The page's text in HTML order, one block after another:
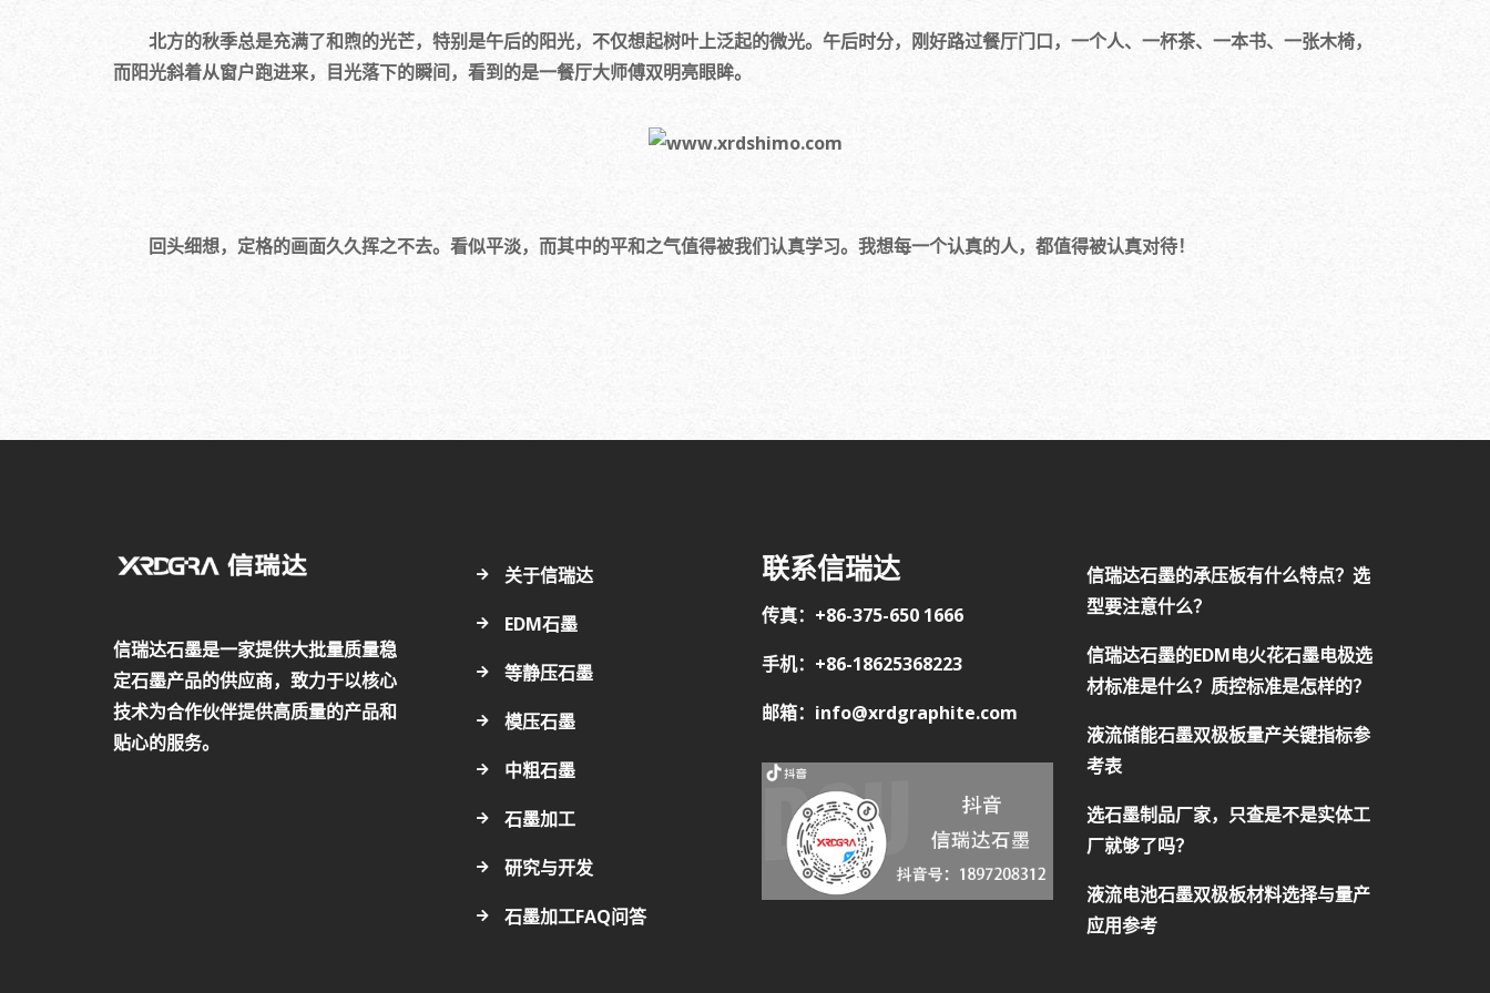
北方的秋季总是充满了和煦的光芒，特别是午后的阳光，不仅想起树叶上泛起的微光。午后时分，刚好路过餐厅门口，一个人、一杯茶、一本书、一张木椅，
而阳光斜着从窗户跑进来，目光落下的瞬间，看到的是一餐厅大师傅双明亮眼眸。
回头细想，定格的画面久久挥之不去。看似平淡，而其中的平和之气值得被我们认真学习。我想每一个认真的人，都值得被认真对待！
信瑞达石墨是一家提供大批量质量稳
定石墨产品的供应商，致力于以核心
技术为合作伙伴提供高质量的产品和
贴心的服务。
关于信瑞达
EDM石墨
等静压石墨
模压石墨
中粗石墨
石墨加工
研究与开发
石墨加工FAQ问答
联系信瑞达
传真：+86-375-650 1666
手机：+86-18625368223
邮箱：info@xrdgraphite.com
信瑞达石墨的承压板有什么特点？选
型要注意什么？
信瑞达石墨的EDM电火花石墨电极选
材标准是什么？质控标准是怎样的？
液流储能石墨双极板量产关键指标参
考表
选石墨制品厂家，只查是不是实体工
厂就够了吗？
液流电池石墨双极板材料选择与量产
应用参考